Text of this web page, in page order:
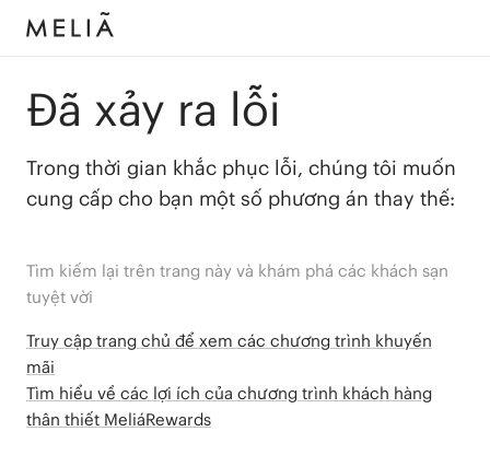
Đã xảy ra lỗi
Trong thời gian khắc phục lỗi, chúng tôi muốn
cung cấp cho bạn một số phương án thay thế:
Tìm kiếm lại trên trang này và khám phá các khách sạn
tuyệt vời
Truy cập trang chủ để xem các chương trình khuyến
mãi
Tìm hiểu về các lợi ích của chương trình khách hàng
thân thiết MeliáRewards